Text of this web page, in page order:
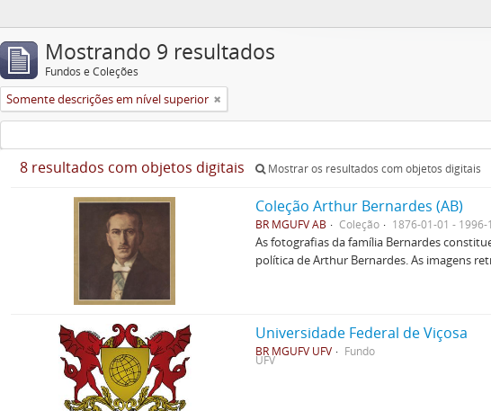
Mostrando 9 resultados
Fundos e Coleções
Somente descrições em nível superior
8 resultados com objetos digitais Mostrar os resultados com objetos digitais
Coleção Arthur Bernardes (AB)
BR MGUFV AB Coleção 1876-01-01 - 1996-
As fotografias da família Bernardes
política de Arthur Bernardes. As imagens
Universidade Federal de Viçosa
BR MGUFV UFV Fundo
UFV